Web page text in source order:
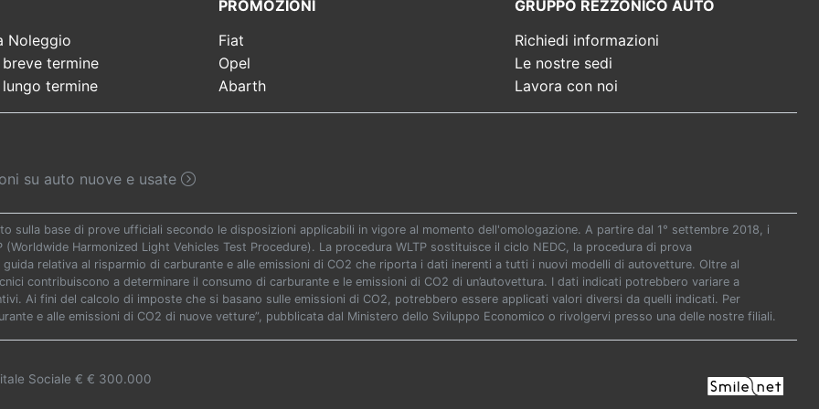
Noleggio
termine
termine
PROMOZIONI
Fiat
Opel
Abarth
GRUPPO REZZONICO AUTO
Richiedi informazioni
Le nostre sedi
Lavora con noi
su auto nuove e usate
sulla base di prove ufficiali secondo le disposizioni applicabili in vigore al momento dell'omologazione. A partire dal 1° settembre 2018, i
Harmonized Light Vehicles Test Procedure). La procedura WLTP sostituisce il ciclo NEDC, la procedura di prova
relativa al risparmio di carburante e alle emissioni di CO2 che riporta i dati inerenti a tutti i nuovi modelli di autovetture. Oltre al
contribuiscono a determinare il consumo di carburante e le emissioni di CO2 di un’autovettura. I dati indicati potrebbero variare a
Ai fini del calcolo di imposte che si basano sulle emissioni di CO2, potrebbero essere applicati valori diversi da quelli indicati. Per
e alle emissioni di CO2 di nuove vetture”, pubblicata dal Ministero dello Sviluppo Economico o rivolgervi presso una delle nostre filiali.
Sociale € € 300.000